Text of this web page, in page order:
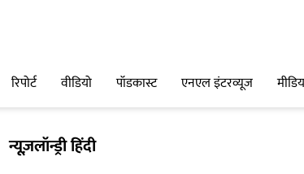
रिपोर्ट वीडियो पॉडकास्ट एनएल इंटरव्यूज
न्यूज़लॉन्ड्री हिंदी